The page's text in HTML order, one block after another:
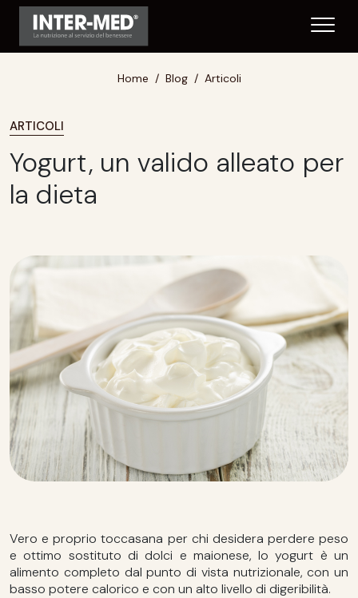
Home Blog Articoli
ARTICOLI
Yogurt, un valido alleato per
la dieta
Vero e proprio toccasana per chi desidera perdere peso
e ottimo sostituto di dolci e maionese, lo yogurt è un
alimento completo dal punto di vista nutrizionale, con un
basso potere calorico e con un alto livello di digeribilità.